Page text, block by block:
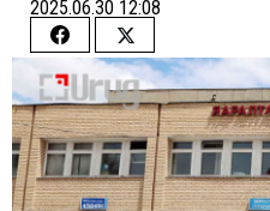
2025.06.30 12:08
Share
on
Facebook
Share
on
Twitter